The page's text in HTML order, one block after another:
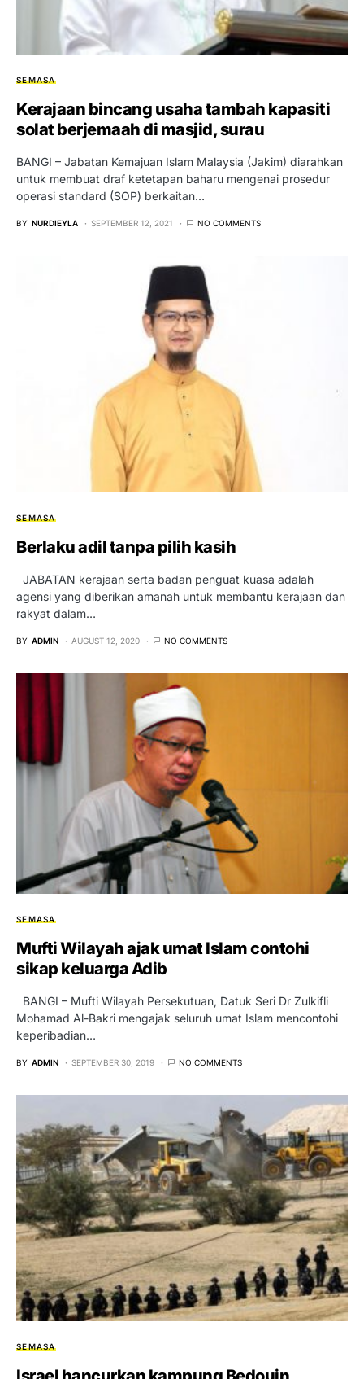
SEMASA
Kerajaan bincang usaha tambah kapasiti
solat berjemaah di masjid, surau
BANGI – Jabatan Kemajuan Islam Malaysia (Jakim) diarahkan
untuk membuat draf ketetapan baharu mengenai prosedur
operasi standard (SOP) berkaitan…
BY NURDIEYLA SEPTEMBER 12, 2021 NO COMMENTS
SEMASA
Berlaku adil tanpa pilih kasih
JABATAN kerajaan serta badan penguat kuasa adalah
agensi yang diberikan amanah untuk membantu kerajaan dan
rakyat dalam…
BY ADMIN AUGUST 12, 2020 NO COMMENTS
SEMASA
Mufti Wilayah ajak umat Islam contohi
sikap keluarga Adib
BANGI – Mufti Wilayah Persekutuan, Datuk Seri Dr Zulkifli
Mohamad Al-Bakri mengajak seluruh umat Islam mencontohi
keperibadian…
BY ADMIN SEPTEMBER 30, 2019 NO COMMENTS
SEMASA